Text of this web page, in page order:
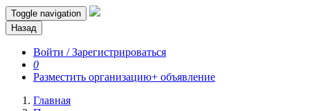
Toggle navigation
Назад
Войти / Зарегистрироваться
0
Разместить организацию+ объявление
Главная